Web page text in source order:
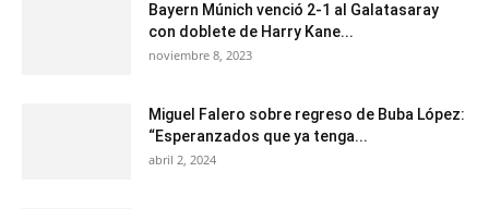
Bayern Múnich venció 2-1 al Galatasaray
con doblete de Harry Kane...
noviembre 8, 2023
Miguel Falero sobre regreso de Buba López:
“Esperanzados que ya tenga...
abril 2, 2024